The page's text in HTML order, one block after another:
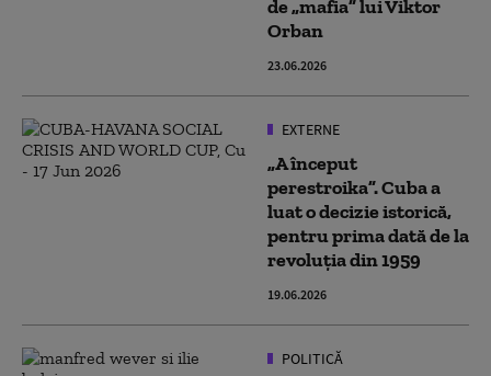
de „mafia” lui Viktor
Orban
23.06.2026
EXTERNE
„A început
perestroika”. Cuba a
luat o decizie istorică,
pentru prima dată de la
revoluția din 1959
19.06.2026
POLITICĂ